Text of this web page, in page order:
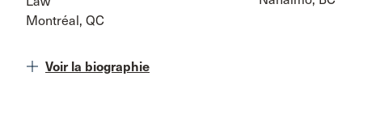
Montréal, QC
Voir la biographie